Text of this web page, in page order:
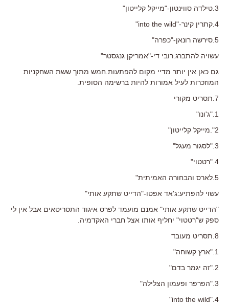
3.טילדה סווינטון-"מייקל קלייטון"
4.קתרין קינר-"into the wild"
5.סירשה רונאן-"כפרה"
עשויה להתברג:רובי די-"אמריקן גנגסטר"
גם כאן אין יותר מדיי מקום להפתעות.חמש מתוך ששת השחקניות
המוזכרות לעיל אמורות להיות ברשימה הסופית.
7.תסריט מקורי
1."ג'ונו"
2".מייקל קלייטון"
3."לסגור מעגל"
4."רטטוי"
5.לארס והבחורה האמיתית"
עשוי להפתיע:ג'אד אפטו-"הדייט שתקע אותי"
"הדייט שתקע אותי" אמנם מועמד לפרס איגוד התסריטאים אבל אין לי
ספק ש"רטטוי" יחליף אותו אצל חברי האקדמיה.
8.תסריט מעובד
1."ארץ קשוחה"
2."זה יגמר בדם"
3."הפרפר ופעמון הצלילה"
4."into the wild"